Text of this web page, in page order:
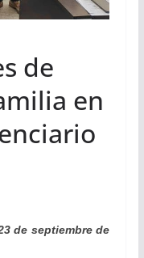
de
en
de septiembre de